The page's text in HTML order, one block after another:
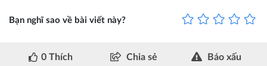
Bạn nghĩ sao về bài viết này?
0 Thích Chia sẻ Báo xấu